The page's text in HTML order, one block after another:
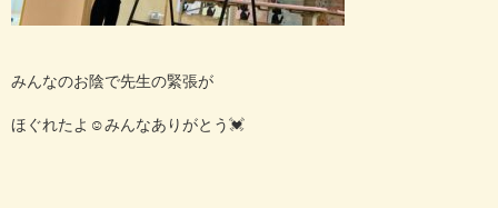
みんなのお陰で先生の緊張が
ほぐれたよ ☺️みんなありがとう💓